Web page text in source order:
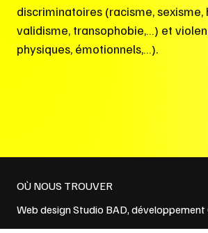
discriminatoires (racisme, sexisme,
validisme, transophobie,…) et
physiques, émotionnels,…).
OÙ NOUS TROUVER
Web designStudio BAD, développement